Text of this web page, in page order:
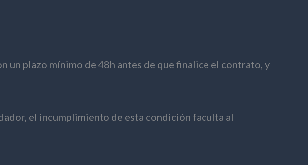
plazo mínimo de 48h antes de que finalice el contrato, y
el incumplimiento de esta condición faculta al